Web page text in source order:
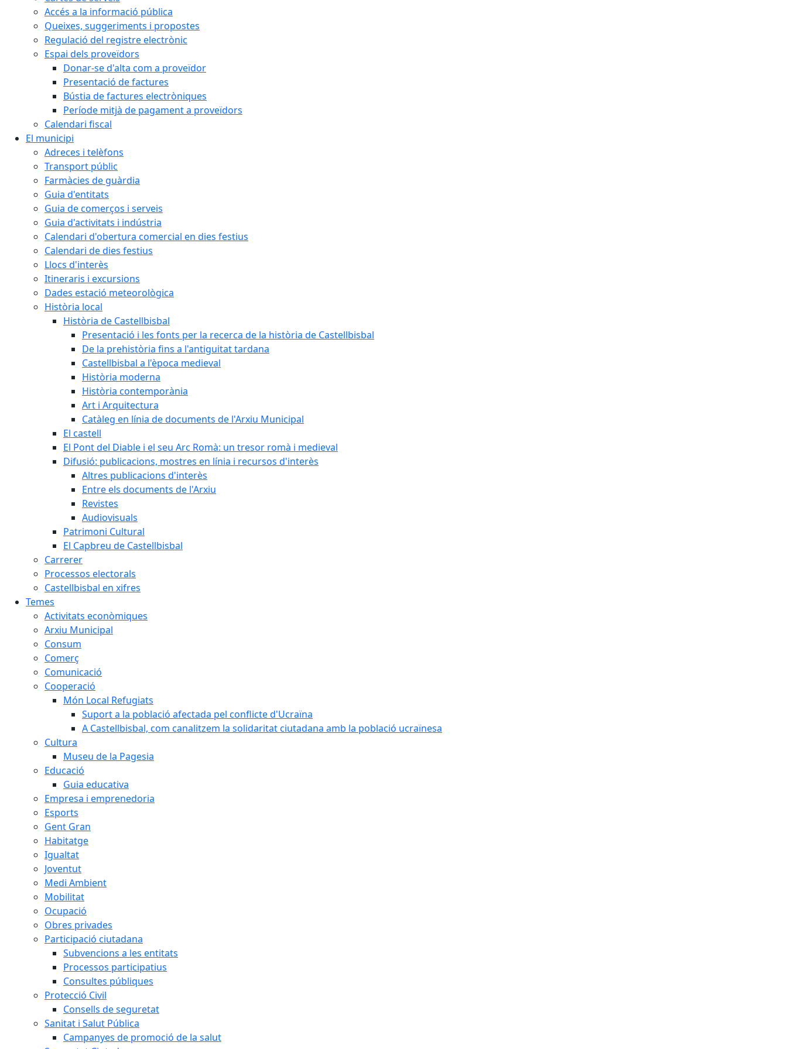
Accés a la informació pública
Queixes, suggeriments i propostes
Regulació del registre electrònic
Espai dels proveïdors
Donar-se d'alta com a proveïdor
Presentació de factures
Bústia de factures electròniques
Període mitjà de pagament a proveïdors
Calendari fiscal
El municipi
Adreces i telèfons
Transport públic
Farmàcies de guàrdia
Guia d'entitats
Guia de comerços i serveis
Guia d'activitats i indústria
Calendari d'obertura comercial en dies festius
Calendari de dies festius
Llocs d'interès
Itineraris i excursions
Dades estació meteorològica
Història local
Història de Castellbisbal
Presentació i les fonts per la recerca de la història de Castellbisbal
De la prehistòria fins a l'antiguitat tardana
Castellbisbal a l'època medieval
Història moderna
Història contemporània
Art i Arquitectura
Catàleg en línia de documents de l'Arxiu Municipal
El castell
El Pont del Diable i el seu Arc Romà: un tresor romà i medieval
Difusió: publicacions, mostres en línia i recursos d'interès
Altres publicacions d'interès
Entre els documents de l'Arxiu
Revistes
Audiovisuals
Patrimoni Cultural
El Capbreu de Castellbisbal
Carrerer
Processos electorals
Castellbisbal en xifres
Temes
Activitats econòmiques
Arxiu Municipal
Consum
Comerç
Comunicació
Cooperació
Món Local Refugiats
Suport a la població afectada pel conflicte d'Ucraïna
A Castellbisbal, com canalitzem la solidaritat ciutadana amb la població ucraïnesa
Cultura
Museu de la Pagesia
Educació
Guia educativa
Empresa i emprenedoria
Esports
Gent Gran
Habitatge
Igualtat
Joventut
Medi Ambient
Mobilitat
Ocupació
Obres privades
Participació ciutadana
Subvencions a les entitats
Processos participatius
Consultes públiques
Protecció Civil
Consells de seguretat
Sanitat i Salut Pública
Campanyes de promoció de la salut